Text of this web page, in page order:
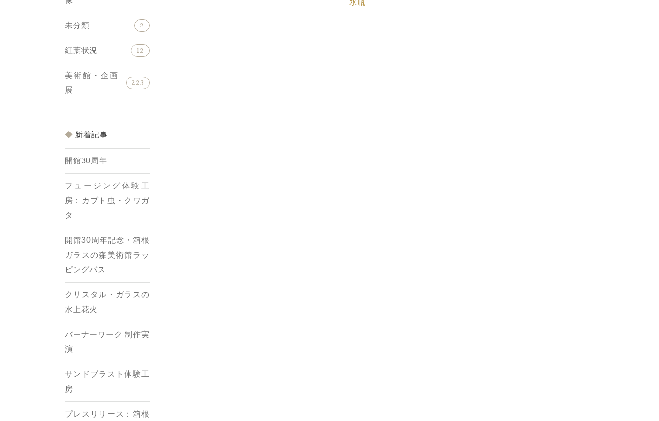
未分類 2
紅葉状況 12
美術館・企画
展
223
新着記事
開館30周年
フュージング体験工
房：カブト虫・クワガ
タ
開館30周年記念・箱根
ガラスの森美術館ラッ
ピングバス
クリスタル・ガラスの
水上花火
バーナーワーク 制作実
演
サンドブラスト体験工
房
プレスリリース：箱根
水瓶